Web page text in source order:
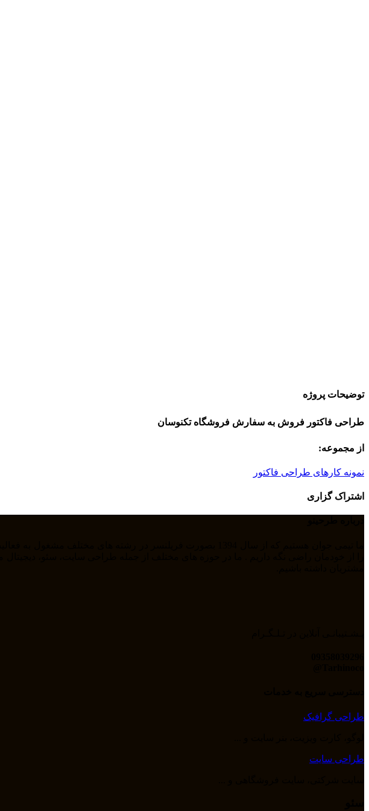
توضیحات پروژه
طراحی فاکتور فروش به سفارش فروشگاه تکنوسان
از مجموعه:
نمونه کارهای طراحی فاکتور
اشتراک گزاری
طراحی گرافیک
طراحی سایت